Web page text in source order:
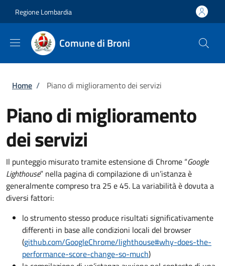
Regione Lombardia
Comune di Broni
Briciole di pane
Home / Piano di miglioramento dei servizi
Piano di miglioramento
dei servizi
Il punteggio misurato tramite estensione di Chrome “Google
Lighthouse” nella pagina di compilazione di un’istanza è
generalmente compreso tra 25 e 45. La variabilità è dovuta a
diversi fattori:
lo strumento stesso produce risultati significativamente
differenti in base alle condizioni locali del browser
(github.com/GoogleChrome/lighthouse#why-does-the-
performance-score-change-so-much)